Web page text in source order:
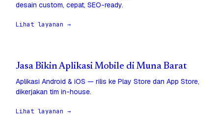
desain custom, cepat, SEO-ready.
Lihat layanan →
Jasa Bikin Aplikasi Mobile di Muna Barat
Aplikasi Android & iOS — rilis ke Play Store dan App Store,
dikerjakan tim in-house.
Lihat layanan →